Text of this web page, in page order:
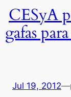
CESyA
gafas
Jul 19, 2012—